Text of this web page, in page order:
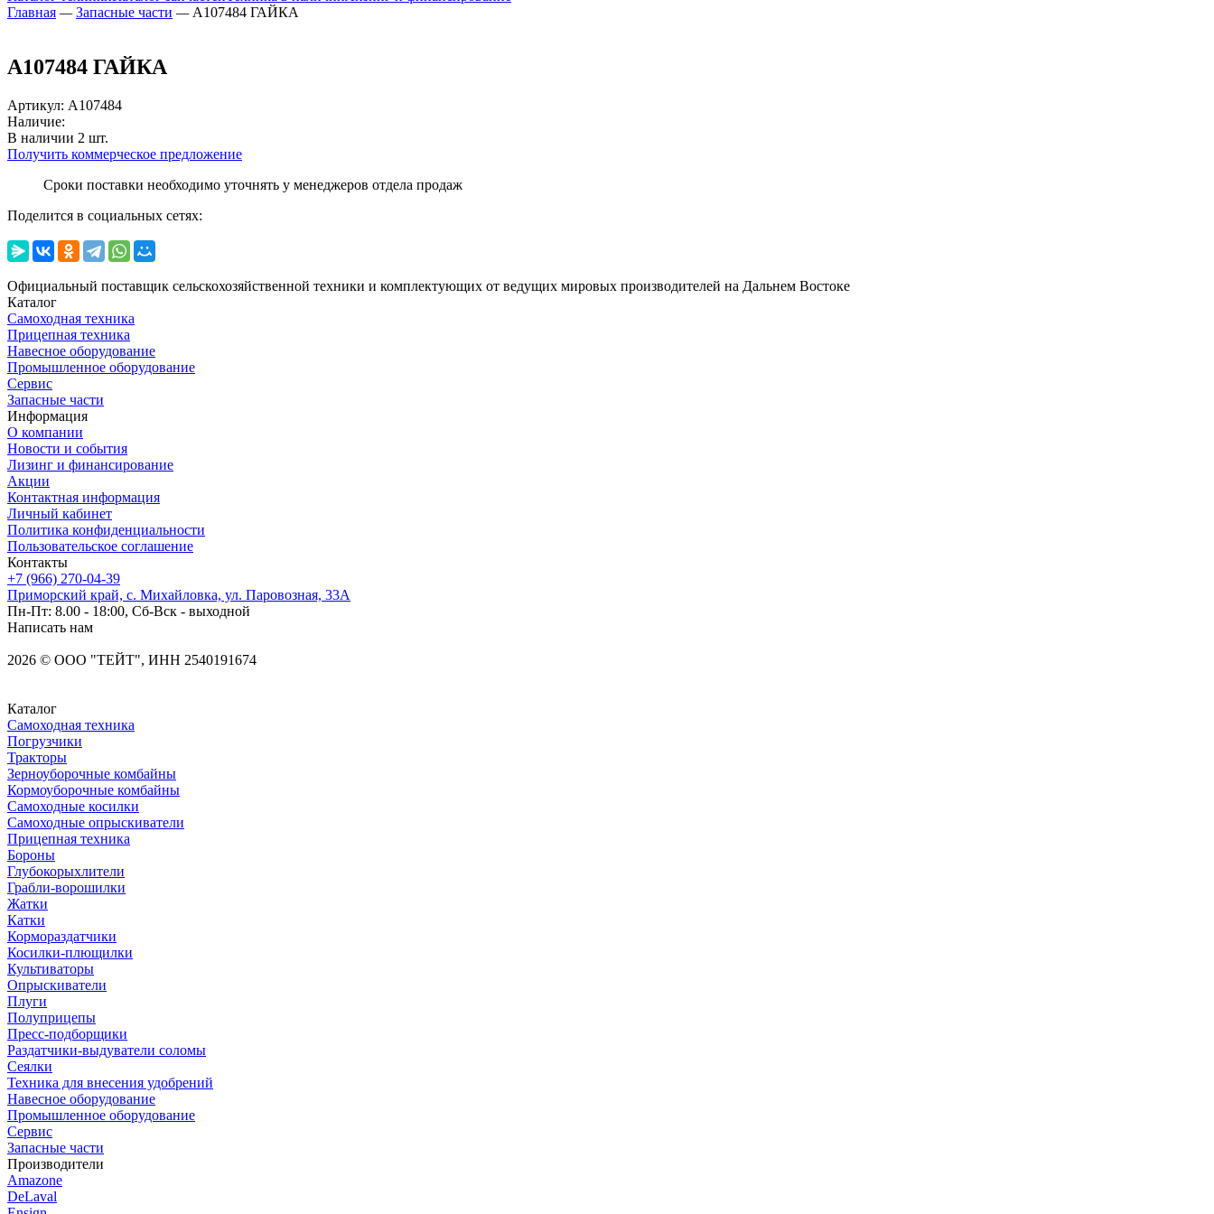
Главная — Запасные части — A107484 ГАЙКА
A107484 ГАЙКА
Артикул: A107484
Наличие:
В наличии 2 шт.
Получить коммерческое предложение
Сроки поставки необходимо уточнять у менеджеров отдела продаж
Поделится в социальных сетях:
Официальный поставщик сельскохозяйственной техники и комплектующих от ведущих мировых производителей на Дальнем Востоке
Каталог
Самоходная техника
Прицепная техника
Навесное оборудование
Промышленное оборудование
Сервис
Запасные части
Информация
О компании
Новости и события
Лизинг и финансирование
Акции
Контактная информация
Личный кабинет
Политика конфиденциальности
Пользовательское соглашение
Контакты
+7 (966) 270-04-39
Приморский край, с. Михайловка, ул. Паровозная, 33А
Пн-Пт: 8.00 - 18:00, Сб-Вск - выходной
Написать нам
2026 © OOO "ТЕЙТ", ИНН 2540191674
Каталог
Самоходная техника
Погрузчики
Тракторы
Зерноуборочные комбайны
Кормоуборочные комбайны
Самоходные косилки
Самоходные опрыскиватели
Прицепная техника
Бороны
Глубокорыхлители
Грабли-ворошилки
Жатки
Катки
Кормораздатчики
Косилки-плющилки
Культиваторы
Опрыскиватели
Плуги
Полуприцепы
Пресс-подборщики
Раздатчики-выдуватели соломы
Сеялки
Техника для внесения удобрений
Навесное оборудование
Промышленное оборудование
Сервис
Запасные части
Производители
Amazone
DeLaval